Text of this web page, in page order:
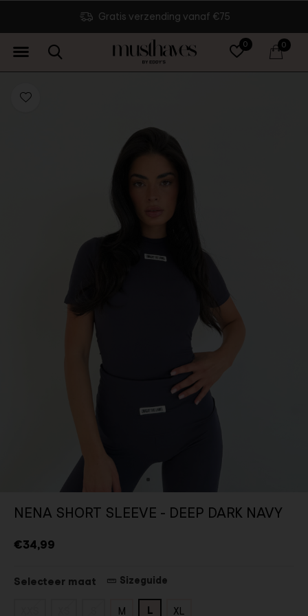
0 0
Gratis verzending vanaf €75
NENA SHORT SLEEVE - DEEP DARK NAVY
€34,99
Selecteer maat Sizeguide
M L XL